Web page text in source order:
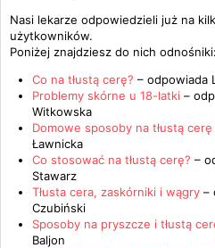
Nasi lekarze odpowiedzieli już na
użytkowników.
Poniżej znajdziesz do nich odnośniki:
Co na tłustą cerę? – odpowiada
Problemy skórne u 18-latki –
Witkowska
Domowe sposoby na tłustą cerę
Ławnicka
Co stosować na tłustą cerę? –
Stawarz
Tłusta cera, zaskórniki i wągry –
Czubiński
Sposoby na pryszcze i tłustą
Baljon